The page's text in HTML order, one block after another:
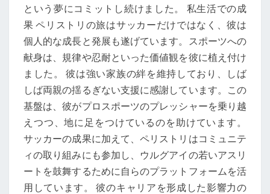
という夢にコミットし続けました。 私生活での成
果 ペリストリの旅はサッカーだけではなく、彼は
個人的な成長と発展も遂げています。スポーツへの
献身は、規律や忍耐といった価値観を彼に植え付け
ました。 彼は強い家族の絆を維持しており、しば
しば両親の揺るぎない支援に感謝しています。この
基盤は、彼がプロスポーツのプレッシャーを乗り越
えつつ、地に足をつけているのを助けています。
サッカーの成果に加えて、ペリストリはコミュニテ
ィの取り組みにも参加し、ウルグアイの若いアスリ
ートを鼓舞するために自らのプラットフォームを活
用しています。 彼のキャリアを形成した影響力の